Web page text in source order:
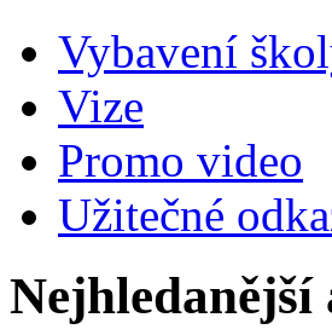
Vybavení
Vize
Promo video
Užitečné